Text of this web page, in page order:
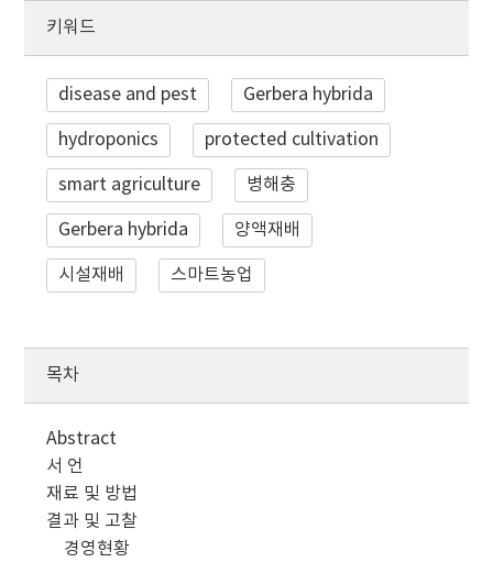
키워드
disease and pest Gerbera hybrida
hydroponics protected cultivation
smart agriculture 병해충
Gerbera hybrida 양액재배
시설재배 스마트농업
목차
Abstract
서 언
재료 및 방법
결과 및 고찰
경영현황